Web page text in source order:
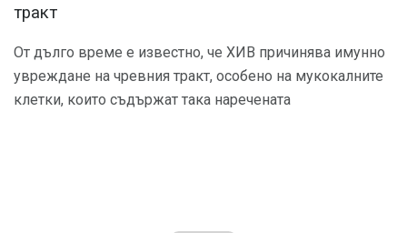
тракт
От дълго време е известно, че ХИВ причинява имунно
увреждане на чревния тракт, особено на мукокалните
клетки, които съдържат така наречената